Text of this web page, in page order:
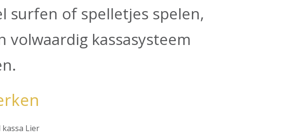
surfen of spelletjes spelen,
volwaardig kassasysteem
kassa Lier